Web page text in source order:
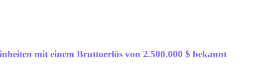
mit einem Bruttoerlös von 2.500.000 $ bekannt